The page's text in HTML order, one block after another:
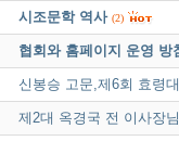
시조문학 역사 (2)
협회와 홈페이지 운영 방
신봉승 고문,제6회 효령
제2대 옥경국 전 이사장